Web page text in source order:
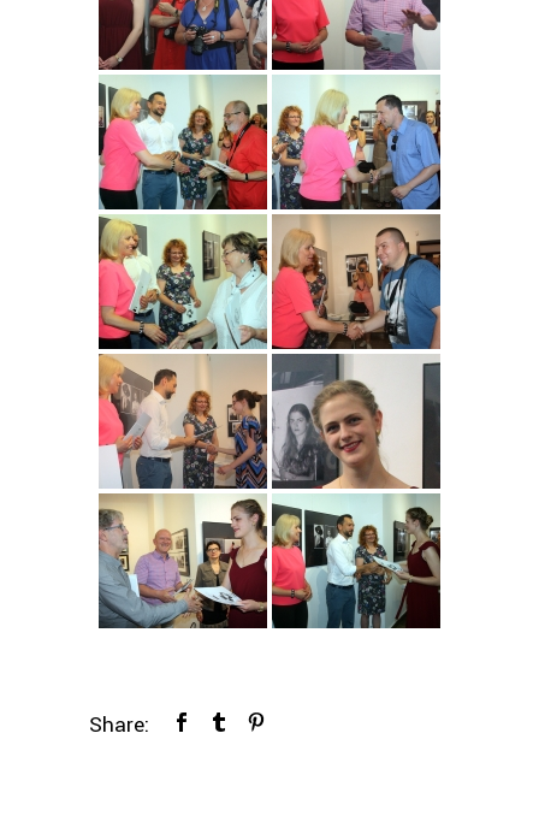
Share: